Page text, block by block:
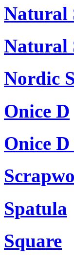
Natural
Natural
Nordic
Onice D
Onice
Spatula
Square